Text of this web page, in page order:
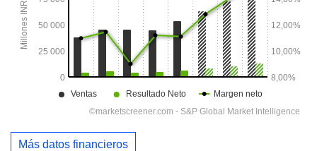
Más datos financieros